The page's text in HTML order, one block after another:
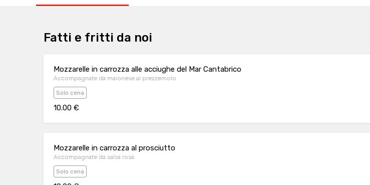
Fatti e fritti da noi
Mozzarelle in carrozza alle acciughe del Mar Cantabrico
Accompagnate da maionese al prezzemolo
Solo cena
10.00 €
Mozzarelle in carrozza al prosciutto
Accompagnate da salsa rosa
Solo cena